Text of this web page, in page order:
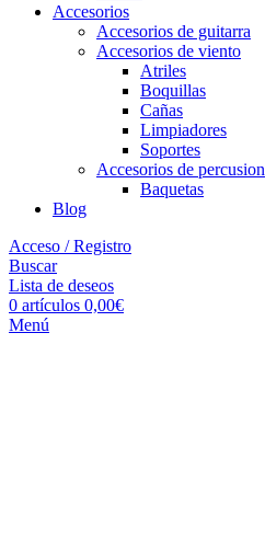
Accesorios
Accesorios de guitarra
Accesorios de viento
Atriles
Boquillas
Cañas
Limpiadores
Soportes
Accesorios de percusion
Baquetas
Blog
Acceso / Registro
Buscar
Lista de deseos
0 artículos 0,00€
Menú